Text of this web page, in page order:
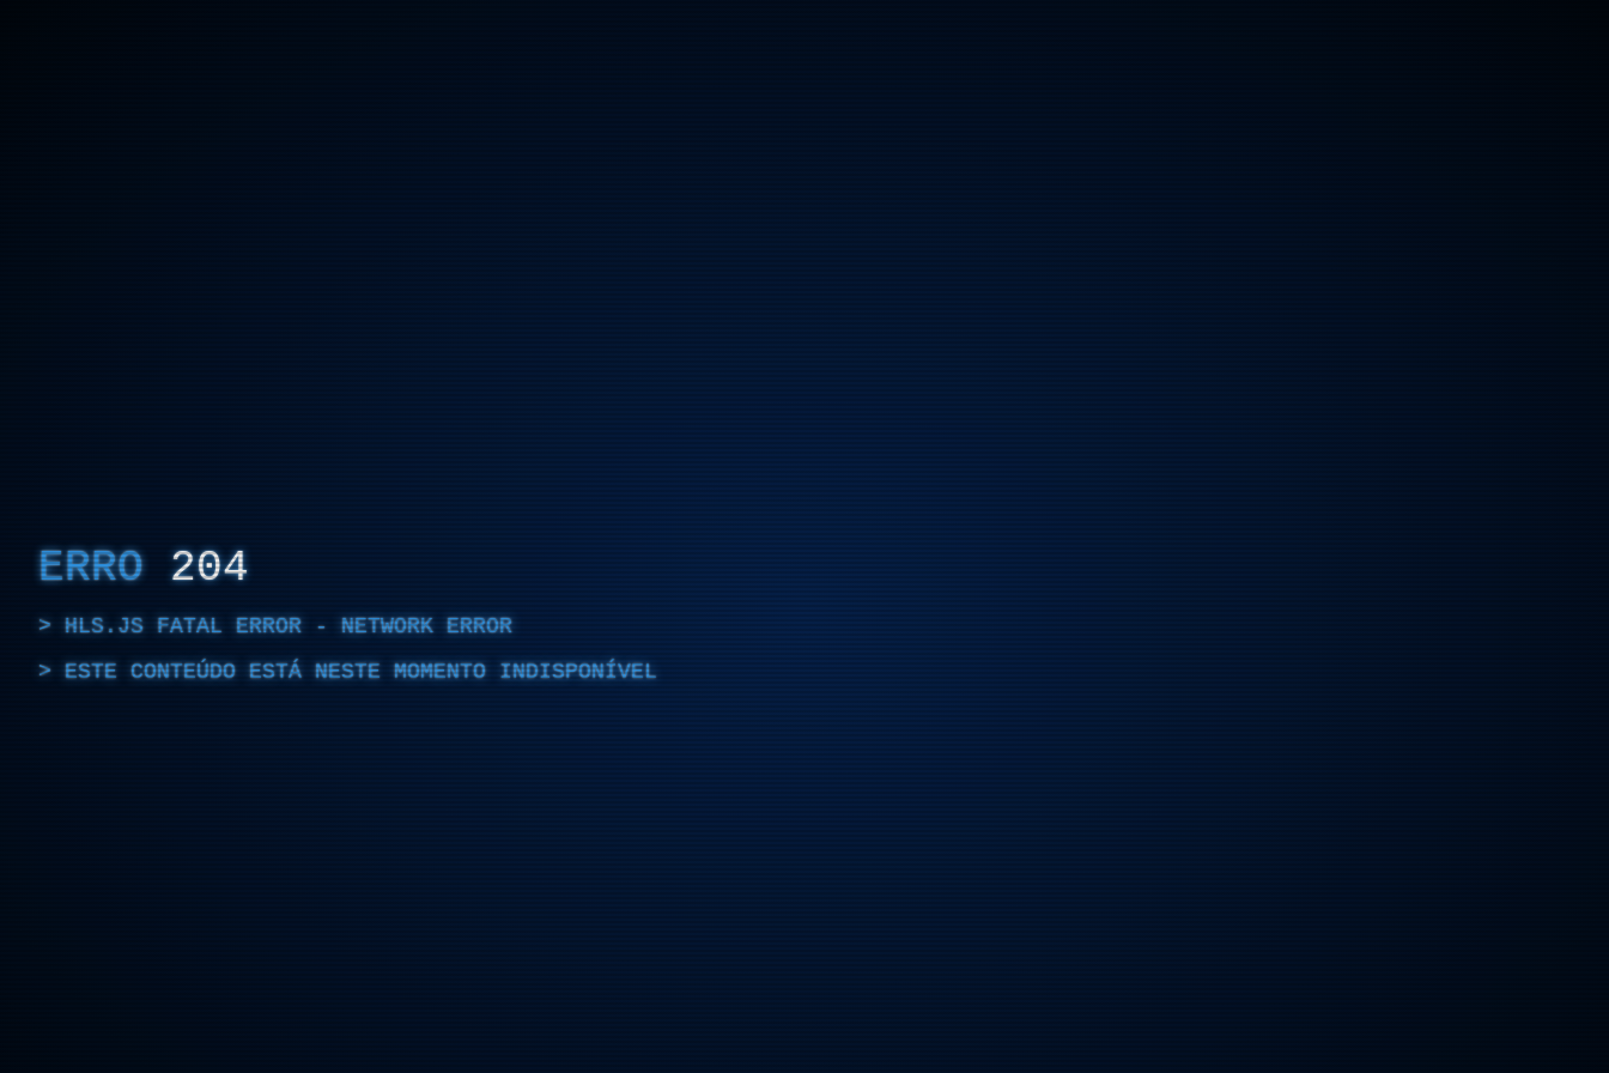
ERRO 204
HLS.JS FATAL ERROR - NETWORK ERROR
ESTE CONTEÚDO ESTÁ NESTE MOMENTO INDISPONÍVEL